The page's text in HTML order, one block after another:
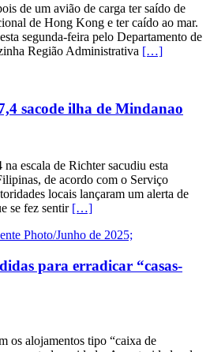
de um avião de carga ter saído de
de Hong Kong e ter caído ao mar.
segunda-feira pelo Departamento de
Região Administrativa […]
sacode ilha de Mindanao
escala de Richter sacudiu esta
de acordo com o Serviço
locais lançaram um alerta de
se fez sentir […]
para erradicar “casas-
os alojamentos tipo “caixa de